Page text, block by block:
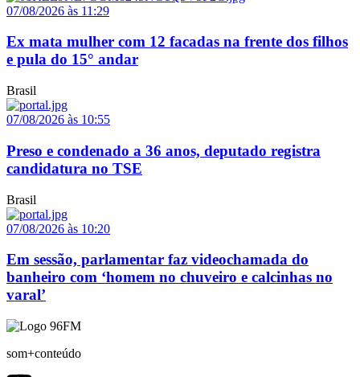
07/08/2026 às 11:29
Ex mata mulher com 12 facadas na frente dos filhos
e pula do 15° andar
Brasil
07/08/2026 às 10:55
Preso e condenado a 36 anos, deputado registra
candidatura no TSE
Brasil
07/08/2026 às 10:20
Em sessão, parlamentar faz videochamada do
banheiro com ‘homem no chuveiro e calcinhas no
varal’
som+conteúdo